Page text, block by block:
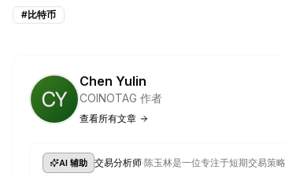
#比特币
Chen Yulin
COINOTAG 作者
查看所有文章
AI 辅助 交易分析师·陈玉林是一位专注于短期交易策